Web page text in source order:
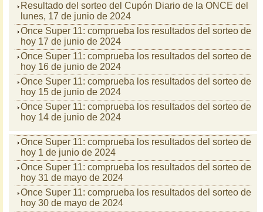
Resultado del sorteo del Cupón Diario de la ONCE del
lunes, 17 de junio de 2024
Once Super 11: comprueba los resultados del sorteo de
hoy 17 de junio de 2024
Once Super 11: comprueba los resultados del sorteo de
hoy 16 de junio de 2024
Once Super 11: comprueba los resultados del sorteo de
hoy 15 de junio de 2024
Once Super 11: comprueba los resultados del sorteo de
hoy 14 de junio de 2024
Once Super 11: comprueba los resultados del sorteo de
hoy 1 de junio de 2024
Once Super 11: comprueba los resultados del sorteo de
hoy 31 de mayo de 2024
Once Super 11: comprueba los resultados del sorteo de
hoy 30 de mayo de 2024